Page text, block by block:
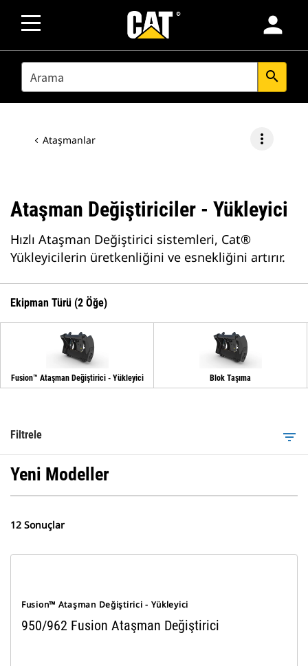
person
SEARCH search
Ataşmanlar more_vert
Ataşman Değiştiriciler - Yükleyici
Hızlı Ataşman Değiştirici sistemleri, Cat®
Yükleyicilerin üretkenliğini ve esnekliğini artırır.
Ekipman Türü (2 Öğe)
Fusion™ Ataşman Değiştirici - Yükleyici Blok Taşıma
Filtrele filter_list
Yeni Modeller
12 Sonuçlar
Fusion™ Ataşman Değiştirici - Yükleyici
950/962 Fusion Ataşman Değiştirici